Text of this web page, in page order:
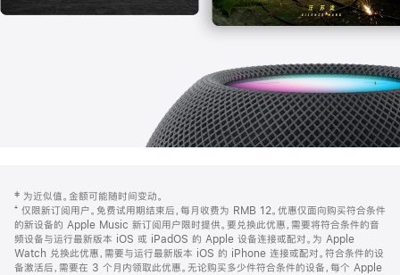
页
页
脚
注
‡ 为近似值。金额可能随时间变动。
⁺ 仅限新订阅用户。免费试用期结束后，每月收费为 RMB 12。优惠仅面向购买符合条件
的新设备的 Apple Music 新订阅用户限时提供。要兑换此优惠，需要将符合条件的音
频设备与运行最新版本 iOS 或 iPadOS 的 Apple 设备连接或配对。为 Apple
Watch 兑换此优惠，需要与运行最新版本 iOS 的 iPhone 连接或配对。符合条件的设
备激活后，需要在 3 个月内领取此优惠。无论购买多少件符合条件的设备，每个 Apple